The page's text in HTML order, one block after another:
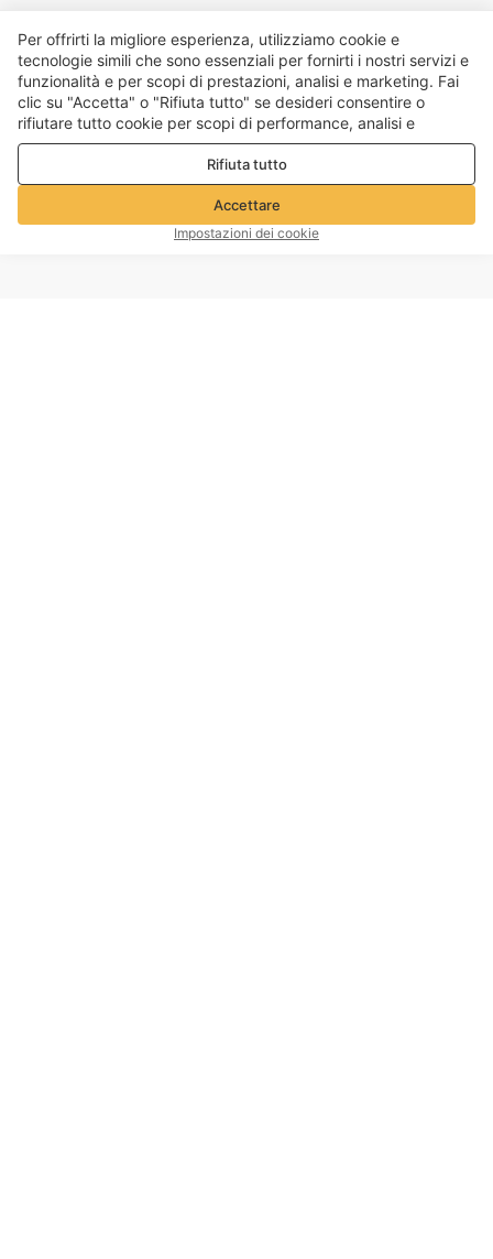
Per offrirti la migliore esperienza, utilizziamo cookie e
tecnologie simili che sono essenziali per fornirti i nostri servizi e
funzionalità e per scopi di prestazioni, analisi e marketing. Fai
clic su "Accetta" o "Rifiuta tutto" se desideri consentire o
rifiutare tutto cookie per scopi di performance, analisi e
marketing. Per maggiori dettagli consultare la nostraPolitica
Rifiuta tutto
Accettare
Impostazioni dei cookie